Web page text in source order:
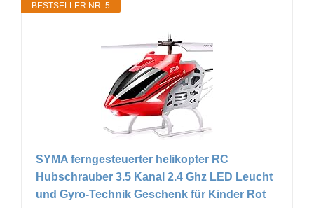
BESTSELLER NR. 5
SYMA ferngesteuerter helikopter RC
Hubschrauber 3.5 Kanal 2.4 Ghz LED Leucht
und Gyro-Technik Geschenk für Kinder Rot